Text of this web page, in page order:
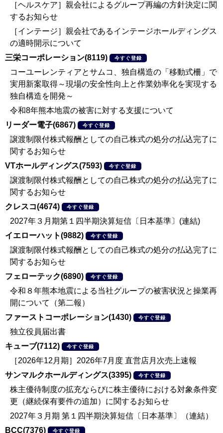
［ヘルスケア］親会社によるグループ再編の方針決定に関
するお知らせ
［インテージ］親会社であるインテージホールディングス
の適時開示について
三栄コーポレーション(8119)
今すぐ登録
コーユーレンティアとサムコ、独自構造の「移動式柵」で
実用新案取得～現場の安全性向上と作業効率化を実現する
独自構造を開発～
令和8年熊本地震の被害に対する支援について
リーダー電子(6867)
今すぐ登録
譲渡制限付株式報酬としての自己株式の処分の払込完了に
関するお知らせ
VTホールディングス(7593)
今すぐ登録
譲渡制限付株式報酬としての自己株式の処分の払込完了に
関するお知らせ
クレスコ(4674)
今すぐ登録
2027年３月期第１四半期決算短信〔日本基準〕(連結)
イエローハット(9882)
今すぐ登録
譲渡制限付株式報酬としての自己株式の処分の払込完了に
関するお知らせ
フェローテック(6890)
今すぐ登録
令和８年熊本地震による当社グループの被害状況と操業再
開について（第二報）
ファーストコーポレーション(1430)
今すぐ登録
独立役員届出書
キューブ(7112)
今すぐ登録
［2026年12月期］2026年7月度 直営店月次売上速報
サンマルクホールディングス(3395)
今すぐ登録
株主優待制度の拡充ならびに株主優待における対象条件変
更（継続保有要件の追加）に関するお知らせ
2027年３月期 第１四半期決算短信〔日本基準〕（連結）
BCC(7376)
今すぐ登録